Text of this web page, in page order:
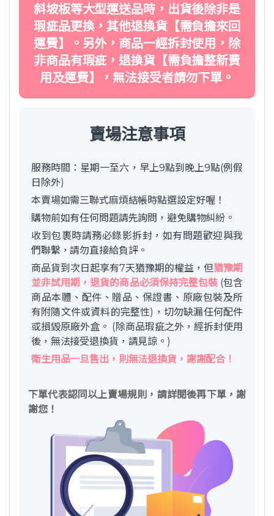
斜坡板等大型運送品時，出貨後除非是
瑕疵品更換，其他退換貨【需負擔來回
運費】。另外，商品一經拆封使用，除
非商品有瑕疵，退換貨【需負擔整新費
用及運費】，無法接受者請勿下單。
賣場注意事項
服務時間：星期一至六，早上9點到晚上9點(例假
日除外)
本賣場如需三聯式麻煩結帳時點選設定好喔！
購物前如有任何問題請先詢問，避免購物糾紛。
收到包裹時請務必錄影拆封，如有問題歡迎與我
們聯繫，請勿直接給負評。
商品貨到次日起享有7天猶豫期的權益，但猶豫期
並非試用期，退貨的商品必須保持完整包裝(包含
商品本體、配件、贈品、保證書、原廠包裝及所
有附隨文件或資料的完整性)，切勿缺漏任何配件
或損毀原廠外盒。 (除商品瑕疵之外，經拆封使用
後，無法接受退換貨，請見諒。)
衛生用品一旦售出，則無法退換貨，謝謝配合！
下單代表認同以上賣場規則，請詳閱後再下單，謝
謝您！